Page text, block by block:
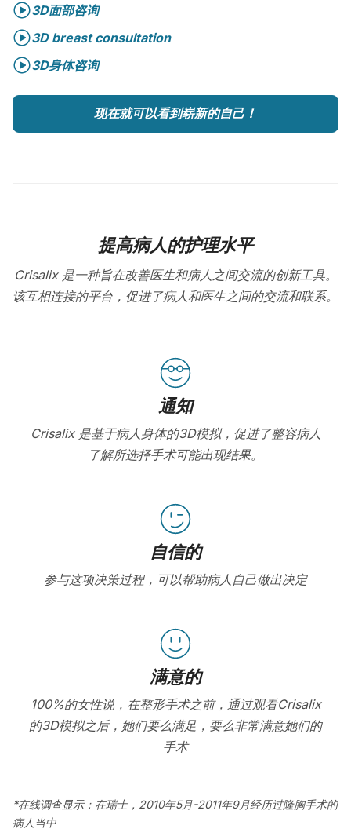
3D面部咨询
3D breast consultation
3D身体咨询
现在就可以看到崭新的自己！
提高病人的护理水平
Crisalix 是一种旨在改善医生和病人之间交流的创新工具。
该互相连接的平台，促进了病人和医生之间的交流和联系。
通知
Crisalix 是基于病人身体的3D模拟，促进了整容病人
了解所选择手术可能出现结果。
自信的
参与这项决策过程，可以帮助病人自己做出决定
满意的
100%的女性说，在整形手术之前，通过观看Crisalix
的3D模拟之后，她们要么满足，要么非常满意她们的
手术
*在线调查显示：在瑞士，2010年5月-2011年9月经历过隆胸手术的
病人当中